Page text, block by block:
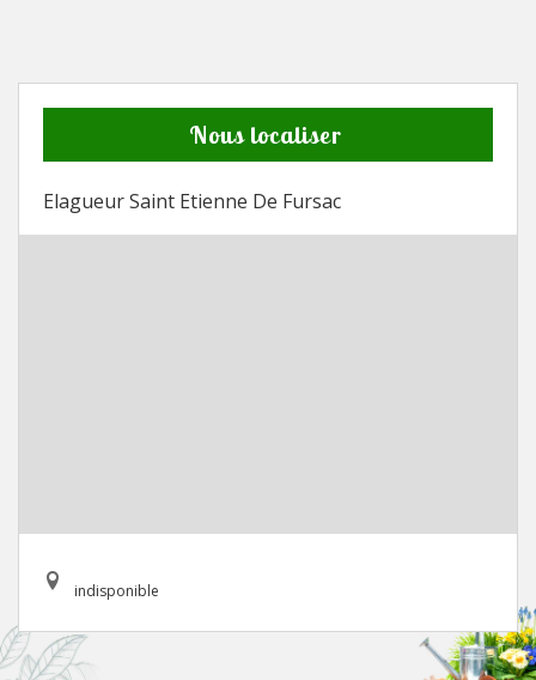
Nous localiser
Elagueur Saint Etienne De Fursac
indisponible